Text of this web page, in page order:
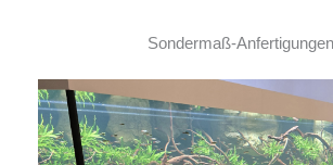
Sondermaß-